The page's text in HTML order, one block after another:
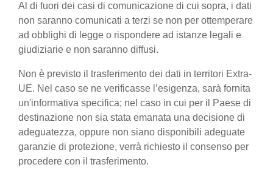
Al di fuori dei casi di comunicazione di cui sopra, i dati
non saranno comunicati a terzi se non per ottemperare
ad obblighi di legge o rispondere ad istanze legali e
giudiziarie e non saranno diffusi.
Non è previsto il trasferimento dei dati in territori Extra-
UE. Nel caso se ne verificasse l’esigenza, sarà fornita
un'informativa specifica; nel caso in cui per il Paese di
destinazione non sia stata emanata una decisione di
adeguatezza, oppure non siano disponibili adeguate
garanzie di protezione, verrà richiesto il consenso per
procedere con il trasferimento.